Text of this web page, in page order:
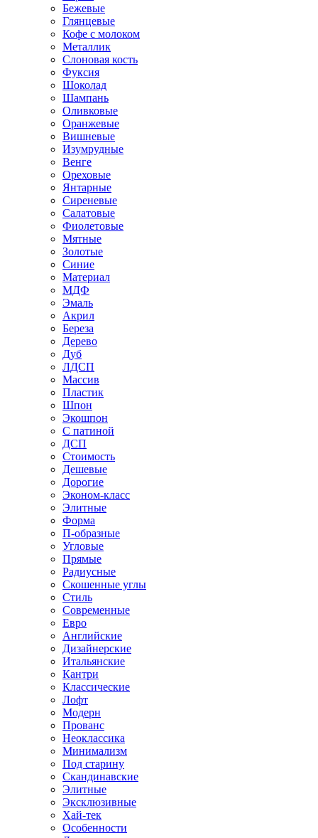
Бежевые
Глянцевые
Кофе с молоком
Металлик
Слоновая кость
Фуксия
Шоколад
Шампань
Оливковые
Оранжевые
Вишневые
Изумрудные
Венге
Ореховые
Янтарные
Сиреневые
Салатовые
Фиолетовые
Мятные
Золотые
Синие
Материал
МДФ
Эмаль
Акрил
Береза
Дерево
Дуб
ЛДСП
Массив
Пластик
Шпон
Экошпон
С патиной
ДСП
Стоимость
Дешевые
Дорогие
Эконом-класс
Элитные
Форма
П-образные
Угловые
Прямые
Радиусные
Скошенные углы
Стиль
Современные
Евро
Английские
Дизайнерские
Итальянские
Кантри
Классические
Лофт
Модерн
Прованс
Неоклассика
Минимализм
Под старину
Скандинавские
Элитные
Эксклюзивные
Хай-тек
Особенности